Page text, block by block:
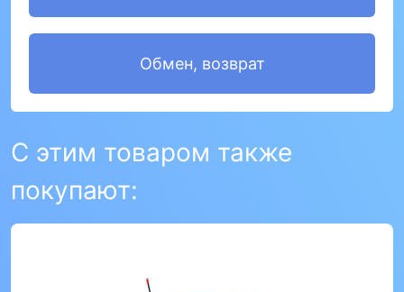
Обмен, возврат
С этим товаром также
покупают: